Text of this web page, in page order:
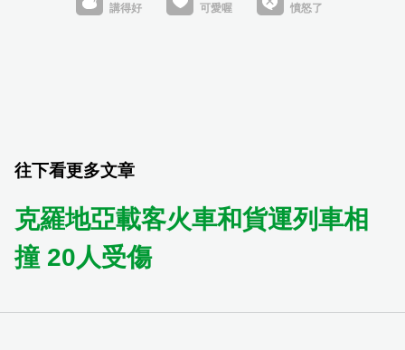
往下看更多文章
克羅地亞載客火車和貨運列車相
撞 20人受傷